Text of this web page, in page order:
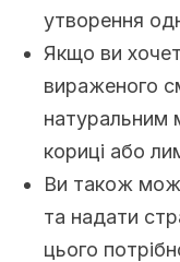
утворення
Якщо ви
вираженого
натуральним
кориці або
Ви також
та надати
цього